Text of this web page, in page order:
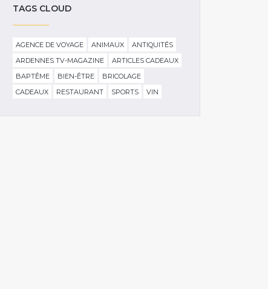
TAGS CLOUD
AGENCE DE VOYAGE ANIMAUX
ANTIQUITÉS
ARDENNES TV-MAGAZINE
ARTICLES CADEAUX
BAPTÊME
BIEN-ÊTRE
BRICOLAGE
CADEAUX
RESTAURANT SPORTS VIN